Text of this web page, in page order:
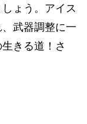
ょう。アイス
武器調整に一
きる道！さ